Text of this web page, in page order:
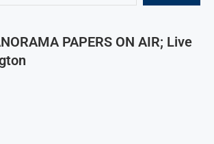
PAPERS ON AIR; Live